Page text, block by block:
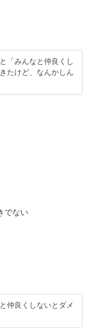
「みんなと仲良くし
たけど、なんかしん
でない
仲良くしないとダメ